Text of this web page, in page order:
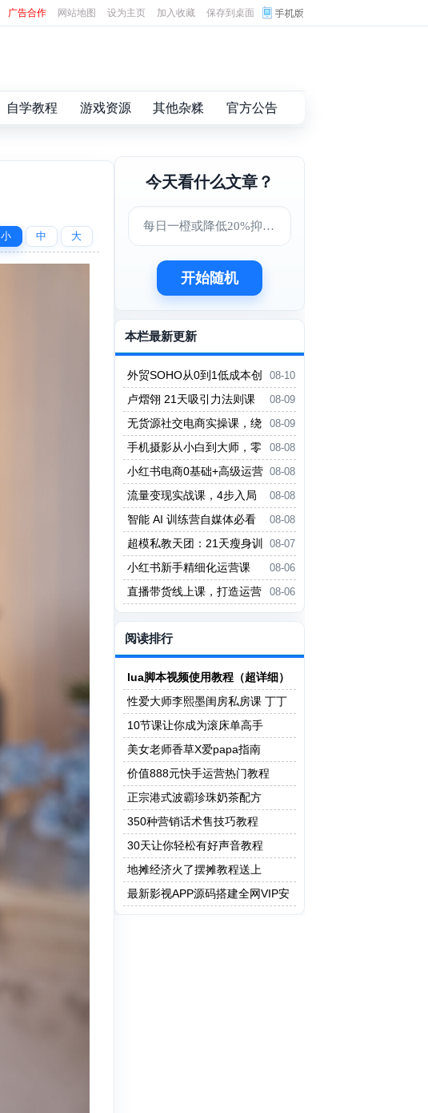
广告合作 网站地图 设为主页 加入收藏 保存到桌面
自学教程 游戏资源 其他杂糅 官方公告
小 中 大
今天看什么文章？
每日一橙或降低20%抑郁症风险，肠道菌群成关键因素
开始随机
本栏最新更新
08-10
外贸SOHO从0到1低成本创
业课，能够立刻上手实操与落地执
行
08-09
卢熠翎 21天吸引力法则课
程
08-09
无货源社交电商实操课，绕
开传统互联网电商模式，撒豆成
兵，实现跨平台交易
08-08
手机摄影从小白到大师，零
基础带你学习手机摄影，拍出朋友
圈点赞大片
08-08
小红书电商0基础+高级运营
课，新人小白必学方法，实操教学
+案例分析
08-08
流量变现实战课，4步入局
系统教学，实现时间价值10倍提
升
08-08
智能 AI 训练营自媒体必看
课程
08-07
超模私教天团：21天瘦身训
练营（完结）
08-06
小红书新手精细化运营课
程，每天抽空操作三小时，零基础
小白轻松上手
08-06
直播带货线上课，打造运营
型主播，起号、话术、运营，直播
带货全方案系统化学习
阅读排行
lua脚本视频使用教程（超详细）
性爱大师李熙墨闺房私房课 丁丁
保健操
10节课让你成为滚床单高手
美女老师香草X爱papa指南
价值888元快手运营热门教程
正宗港式波霸珍珠奶茶配方
350种营销话术售技巧教程
30天让你轻松有好声音教程
地摊经济火了摆摊教程送上
最新影视APP源码搭建全网VIP安
卓 Apicould非蓝鸟e4a 附成品app